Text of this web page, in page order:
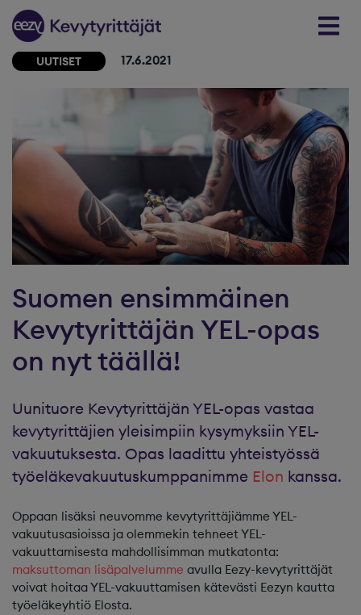
Skip to content
UUTISET 17.6.2021
Suomen ensimmäinen
Kevytyrittäjän YEL-opas
on nyt täällä!
Uunituore Kevytyrittäjän YEL-opas vastaa
kevytyrittäjien yleisimpiin kysymyksiin YEL-
vakuutuksesta. Opas laadittu yhteistyössä
työeläkevakuutuskumppanimme Elon kanssa.
Oppaan lisäksi neuvomme kevytyrittäjiämme YEL-
vakuutusasioissa ja olemmekin tehneet YEL-
vakuuttamisesta mahdollisimman mutkatonta:
maksuttoman lisäpalvelumme avulla Eezy-kevytyrittäjät
voivat hoitaa YEL-vakuuttamisen kätevästi Eezyn kautta
työeläkeyhtiö Elosta.